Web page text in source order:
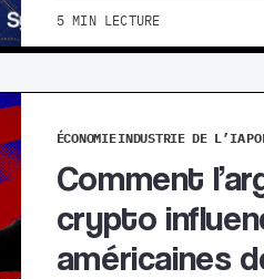
5 MIN LECTURE
ÉCONOMIEINDUSTRIE DE L’IA
Comment
crypto
américaines